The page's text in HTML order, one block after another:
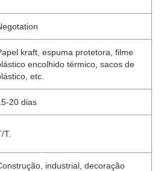
kraft, espuma protetora, filme
encolhido térmico, sacos de
etc.
20 dias
T.
industrial, decoração